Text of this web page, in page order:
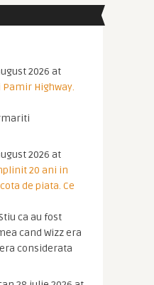
2026 at
Highway.
2026 at
20 ani in
de piata. Ce
ca au fost
cand Wizz era
considerata